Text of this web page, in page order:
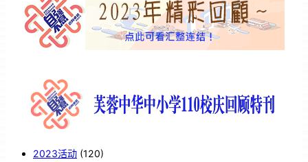
2023活动 (120)